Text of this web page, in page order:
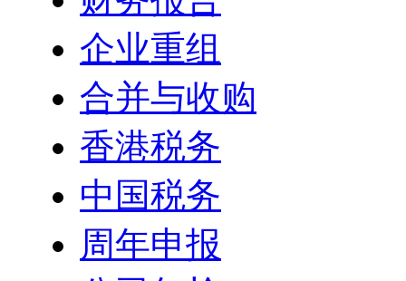
企业重组
合并与收购
香港税务
中国税务
周年申报